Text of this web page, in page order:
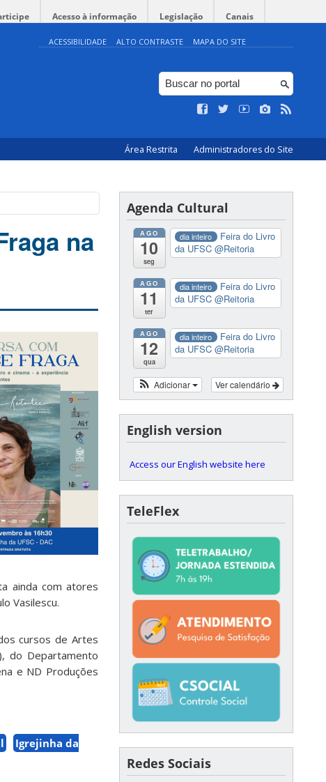
Acesso à informação Legislação Canais
ACESSIBILIDADE ALTO CONTRASTE MAPA DO SITE
Área Restrita Administradores do Site
na
ainda com atores
Vasilescu.
cursos de Artes
do Departamento
e ND Produções
Igrejinha da
Agenda Cultural
AGO
10
seg
dia inteiro
Feira do Livro
da UFSC @Reitoria
AGO
11
ter
dia inteiro
Feira do Livro
da UFSC @Reitoria
AGO
12
qua
dia inteiro
Feira do Livro
da UFSC @Reitoria
Ver calendário
Adicionar
English version
Access our English website here
TeleFlex
Redes Sociais